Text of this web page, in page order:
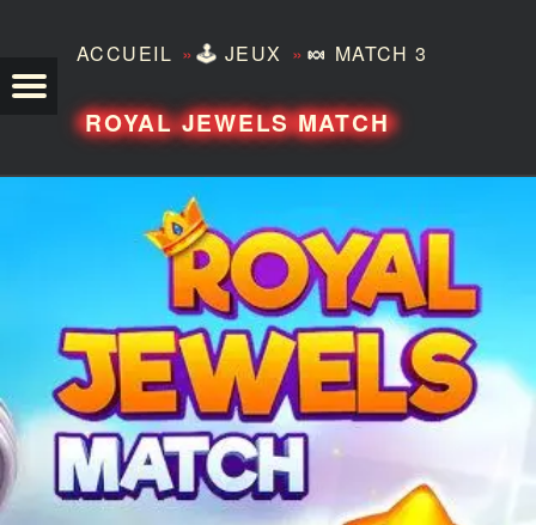
ACCUEIL »🕹️ JEUX » 🍬 MATCH 3
ROYAL JEWELS MATCH